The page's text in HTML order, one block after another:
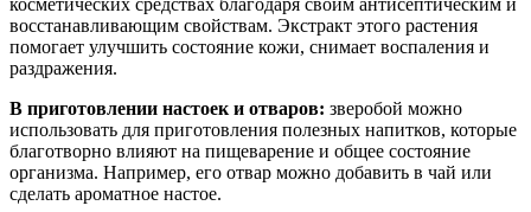
косметических средствах благодаря своим антисептическим и
восстанавливающим свойствам. Экстракт этого растения
помогает улучшить состояние кожи, снимает воспаления и
раздражения.
В приготовлении настоек и отваров: зверобой можно
использовать для приготовления полезных напитков, которые
благотворно влияют на пищеварение и общее состояние
организма. Например, его отвар можно добавить в чай или
сделать ароматное настое.